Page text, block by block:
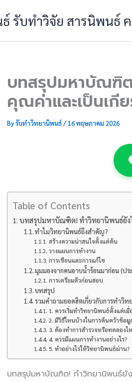
รับทำวิจัย สารนิพนธ์ ค
บทสรุปมหาบัณฑิ
คุณค่าและเป็นเกี
Byรับทำวิทยานิพนธ์/ 16 พฤษภาคม 2026
Table of Contents
บทสรุปมหาบัณฑิต! ทำวิทยานิพนธ์ยัง
ทำไมวิทยานิพนธ์ถึงสำคัญ?
สร้างความน่าสนใจตั้งแต่ต้น
วางแผนการทำงาน
การเขียนและการแก้ไข
มุมมองจากคนอาบน้ำร้อนมาก่อน (ป
การเตรียมตัวก่อนสอบ
บทสรุป
รวมคำถามยอดฮิตเกี่ยวกับการทำวิ
1. ควรเริ่มทำวิทยานิพนธ์ตั้งแต่เมื่
2. มีวิธีไหนบ้างในการค้นคว้าข้อมู
3. ต้องทำการสำรวจหรือทดลองไ
4. ควรมีแผนการทำงานอย่างไร?
5. ทำอย่างไรให้วิทยานิพนธ์ผ่าน?
บทสรุปมหาบัณฑิต! ทำวิทยานิพนธ์ยัง